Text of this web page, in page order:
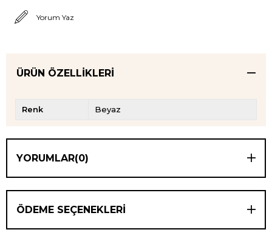
Yorum Yaz
ÜRÜN ÖZELLIKLERI
Renk Beyaz
YORUMLAR(0)
ÖDEME SEÇENEKLERI